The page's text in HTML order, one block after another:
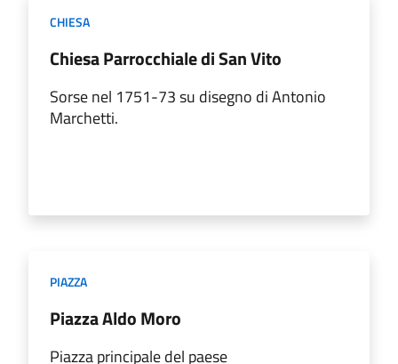
CHIESA
Chiesa Parrocchiale di San Vito
Sorse nel 1751-73 su disegno di Antonio
Marchetti.
PIAZZA
Piazza Aldo Moro
Piazza principale del paese